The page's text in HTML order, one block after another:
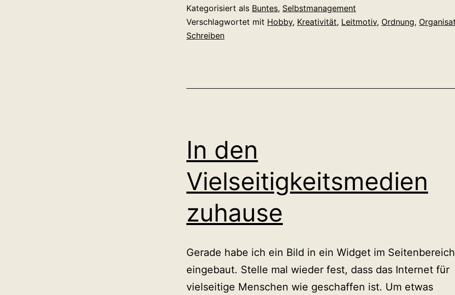
Kategorisiert als Buntes, Selbstmanagement
Verschlagwortet mit Hobby, Kreativität, Leitmotiv, Ordnung,
Schreiben
In den
Vielseitigkeitsmedien
zuhause
Gerade habe ich ein Bild in ein Widget im Seitenbereich
eingebaut. Stelle mal wieder fest, dass das Internet für
vielseitige Menschen wie geschaffen ist. Um etwas